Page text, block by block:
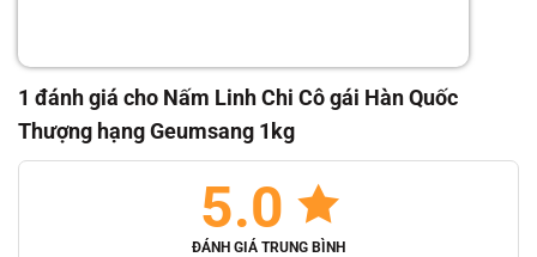
1 đánh giá cho Nấm Linh Chi Cô gái Hàn Quốc
Thượng hạng Geumsang 1kg
5.0
ĐÁNH GIÁ TRUNG BÌNH